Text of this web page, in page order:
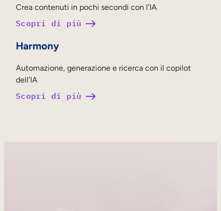
Crea contenuti in pochi secondi con l’IA
Scopri di più
Harmony
Automazione, generazione e ricerca con il copilot
dell’IA
Scopri di più